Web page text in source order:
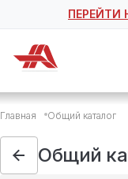
ПЕРЕЙТИ
Общий каталог
Автосвет
Автотовары
Запчасти
Главная Общий каталог
Общий